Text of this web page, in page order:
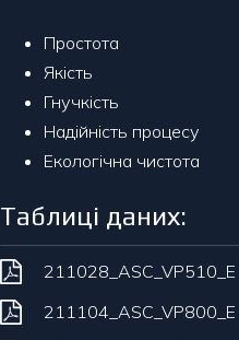
Простота
Якість
Гнучкість
Надійність процесу
Екологічна чистота
Таблиці даних: